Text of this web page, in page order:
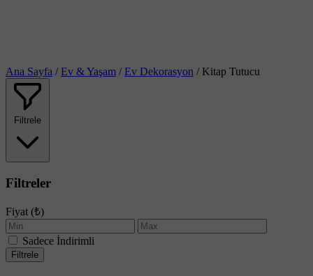
Ana Sayfa / Ev & Yaşam / Ev Dekorasyon / Kitap Tutucu
Filtrele
Filtreler
Fiyat (₺)
Sadece İndirimli
Filtrele